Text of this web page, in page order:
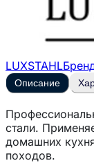
LUXSTAHL
Описание
стали.
домашних
походов.